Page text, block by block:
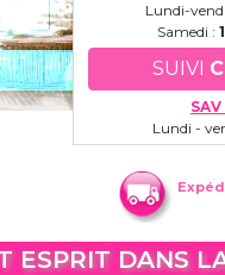
Lundi-
Samedi :
SUIVI
Lundi -
ESPRIT DANS